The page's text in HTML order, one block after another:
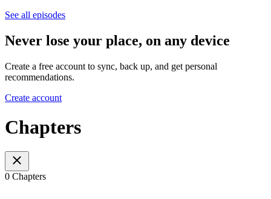
See all episodes
Never lose your place, on any device
Create a free account to sync, back up, and get personal
recommendations.
Create account
Chapters
0 Chapters